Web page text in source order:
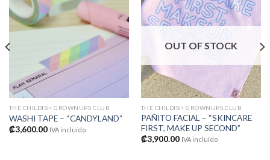
Añadir
a la
lista de
deseos
THE CHILDISH GROWNUPS CLUB
WASHI TAPE – “CANDYLAND”
₡3,600.00 IVA incluído
lista de
OUT OF STOCK
THE CHILDISH GROWNUPS CLUB
PAÑITO FACIAL – “SKINCARE
FIRST, MAKE UP SECOND”
₡3,900.00 IVA incluído